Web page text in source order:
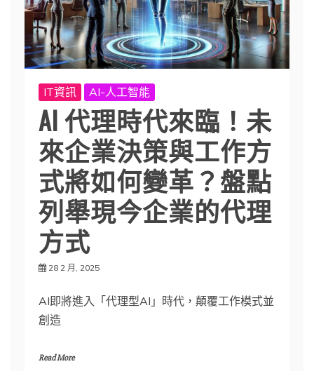
IT資訊 AI-人工智能
AI 代理時代來臨！未
來企業決策與工作方
式將如何變革？盤點
列舉現今企業的代理
方式
28 2 月, 2025
AI即將進入「代理型AI」時代，顛覆工作模式並
創造
Read More